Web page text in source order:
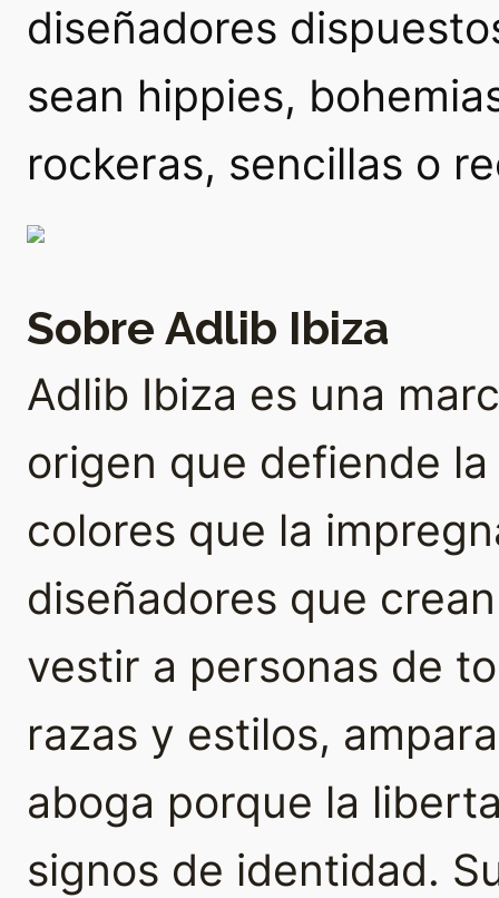
diseñadores
sean hippies,
rockeras, sencillas o
Sobre Adlib Ibiza
Adlib Ibiza es una
origen que defiende
colores que la
diseñadores que
vestir a personas de
razas y estilos,
aboga porque la
signos de identidad.